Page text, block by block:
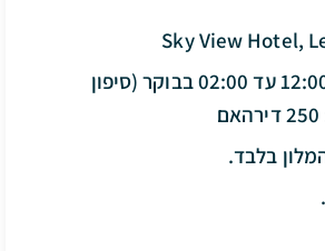
שעות פתיחה: 12:00 עד 02:00 בבוקר (סיפון
בלבד.